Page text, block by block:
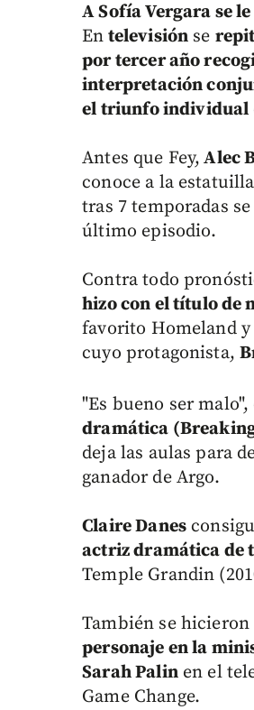
A Sofía Vergara se
En televisión se
por tercer año
interpretación
el triunfo individual
Antes que Fey, Alec
conoce a la
tras 7 temporadas
último episodio.
Contra todo
hizo con el título de
favorito Homeland
cuyo protagonista,
"Es bueno ser
dramática
deja las aulas para
ganador de Argo.
Claire Danes
actriz dramática de
Temple Grandin
También se
personaje en la
Sarah Palinen el
Game Change.